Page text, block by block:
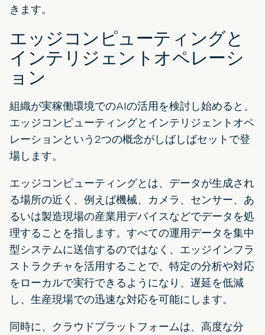
きます。
エッジコンピューティングと
インテリジェントオペレーシ
ョン
組織が実稼働環境でのAIの活用を検討し始めると、
エッジコンピューティングとインテリジェントオペ
レーションという2つの概念がしばしばセットで登
場します。
エッジコンピューティングとは、データが生成され
る場所の近く、例えば機械、カメラ、センサー、あ
るいは製造現場の産業用デバイスなどでデータを処
理することを指します。すべての運用データを集中
型システムに送信するのではなく、エッジインフラ
ストラクチャを活用することで、特定の分析や対応
をローカルで実行できるようになり、遅延を低減
し、生産現場での迅速な対応を可能にします。
同時に、クラウドプラットフォームは、高度な分